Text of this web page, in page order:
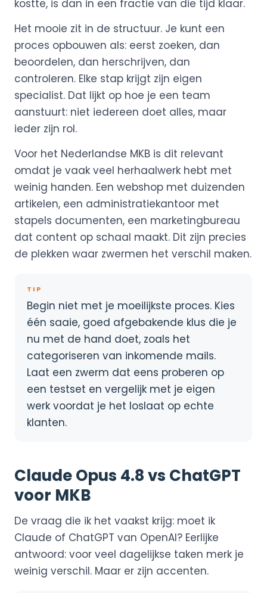
kostte, is dan in een fractie van die tijd klaar.
Het mooie zit in de structuur. Je kunt een
proces opbouwen als: eerst zoeken, dan
beoordelen, dan herschrijven, dan
controleren. Elke stap krijgt zijn eigen
specialist. Dat lijkt op hoe je een team
aanstuurt: niet iedereen doet alles, maar
ieder zijn rol.
Voor het Nederlandse MKB is dit relevant
omdat je vaak veel herhaalwerk hebt met
weinig handen. Een webshop met duizenden
artikelen, een administratiekantoor met
stapels documenten, een marketingbureau
dat content op schaal maakt. Dit zijn precies
de plekken waar zwermen het verschil maken.
TIP
Begin niet met je moeilijkste proces. Kies
één saaie, goed afgebakende klus die je
nu met de hand doet, zoals het
categoriseren van inkomende mails.
Laat een zwerm dat eens proberen op
een testset en vergelijk met je eigen
werk voordat je het loslaat op echte
klanten.
Claude Opus 4.8 vs ChatGPT
voor MKB
De vraag die ik het vaakst krijg: moet ik
Claude of ChatGPT van OpenAI? Eerlijke
antwoord: voor veel dagelijkse taken merk je
weinig verschil. Maar er zijn accenten.